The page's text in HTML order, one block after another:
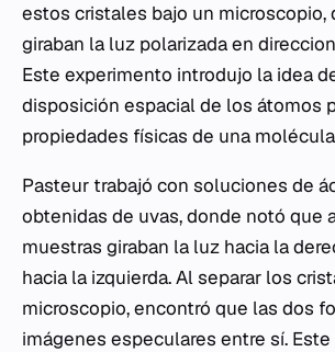
estos cristales bajo un microscopio,
giraban la luz polarizada en
Este experimento introdujo la idea
disposición espacial de los átomos
propiedades físicas de una
Pasteur trabajó con soluciones de
obtenidas de uvas, donde notó que
muestras giraban la luz hacia la
hacia la izquierda. Al separar los
microscopio, encontró que las dos
imágenes especulares entre sí.